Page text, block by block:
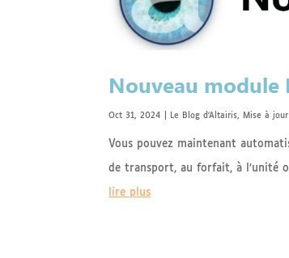
Nouveau module
Oct 31, 2024 Le Blog d'Altairis,Mise à
Vous pouvez maintenant
de transport, au forfait, à l’unité
lire plus